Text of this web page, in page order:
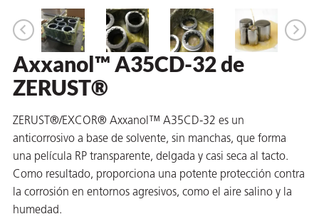
Axxanol™ A35CD-32 de
ZERUST®
ZERUST®/EXCOR® Axxanol™ A35CD-32 es un
anticorrosivo a base de solvente, sin manchas, que forma
una película RP transparente, delgada y casi seca al tacto.
Como resultado, proporciona una potente protección contra
la corrosión en entornos agresivos, como el aire salino y la
humedad.